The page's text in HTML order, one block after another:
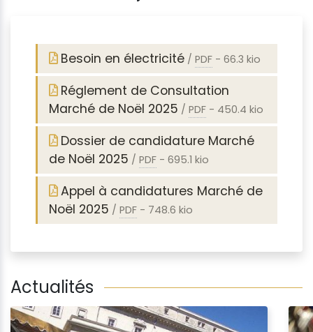
Besoin en électricité / PDF - 66.3 kio
Réglement de Consultation
Marché de Noël 2025 / PDF - 450.4 kio
Dossier de candidature Marché
de Noël 2025 / PDF - 695.1 kio
Appel à candidatures Marché de
Noël 2025 / PDF - 748.6 kio
Actualités